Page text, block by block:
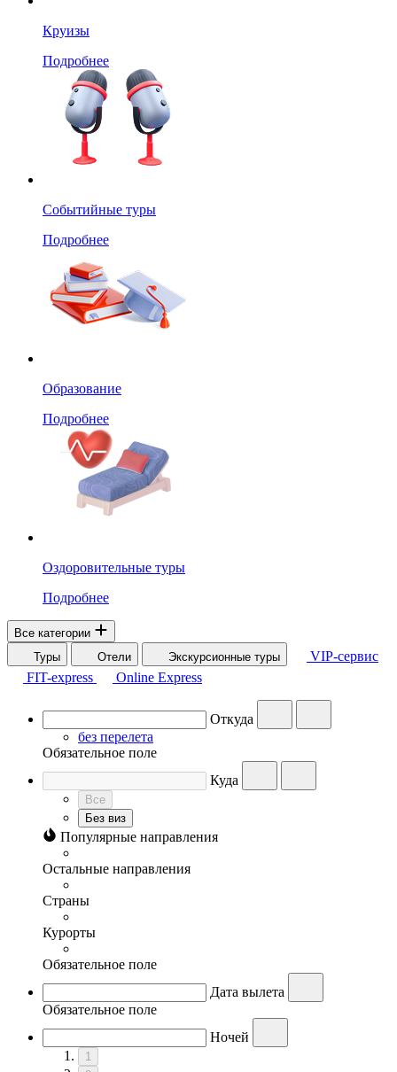
Круизы
Подробнее
Событийные туры
Подробнее
Образование
Подробнее
Оздоровительные туры
Подробнее
Все категории
Туры
Отели Экскурсионные туры
VIP-сервис
FIT-express
Online Express
Откуда
без перелета
Обязательное поле
Куда
Все
Без виз
Популярные направления
Остальные направления
Страны
Курорты
Обязательное поле
Дата вылета
Обязательное поле
Ночей
1